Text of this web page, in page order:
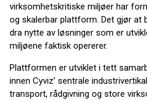
virksomhetskritiske miljøer har
og skalerbar plattform. Det gjør at
dra nytte av løsninger som er
miljøene faktisk opererer.
Plattformen er utviklet i tett
innen Cyviz’ sentrale
transport, rådgivning og store